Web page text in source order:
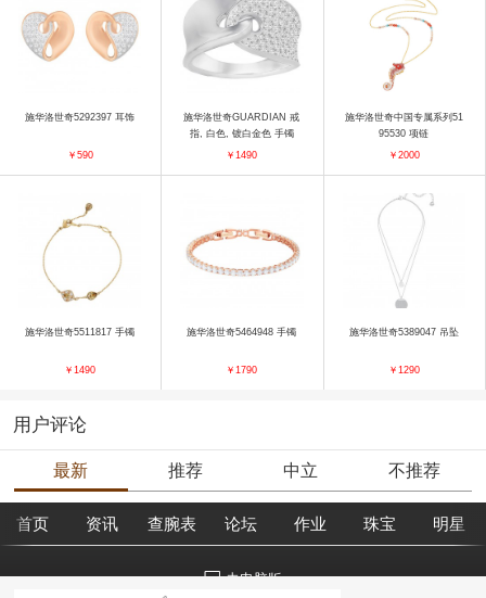
施华洛世奇5292397 耳饰
￥590
施华洛世奇GUARDIAN 戒
指, 白色, 镀白金色 手镯
￥1490
施华洛世奇中国专属系列51
95530 项链
￥2000
施华洛世奇5511817 手镯
￥1490
施华洛世奇5464948 手镯
￥1790
施华洛世奇5389047 吊坠
￥1290
用户评论
最新 推荐 中立 不推荐
首页 资讯 查腕表 论坛 作业 珠宝 明星
去电脑版